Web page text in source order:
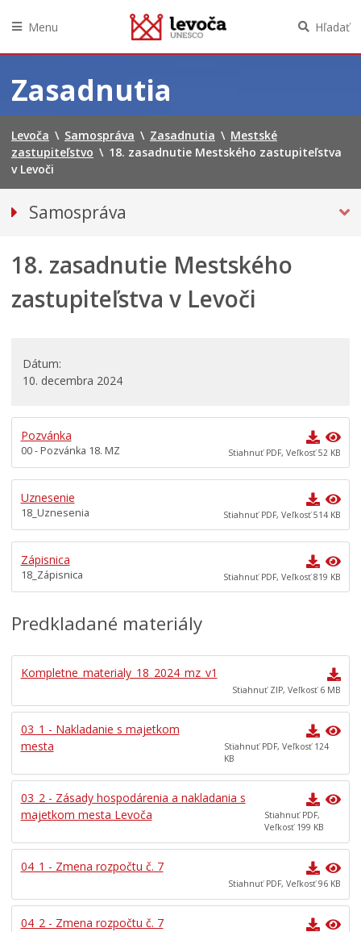
obsah
Menu Hľadať
Zasadnutia
Levoča \ Samospráva \ Zasadnutia \ Mestské
zastupiteľstvo \ 18. zasadnutie Mestského zastupiteľstva
v Levoči
Samospráva
Hlavný kontrolór mesta
Mestské zastupiteľstvo
VOĽBY
Dokumenty mesta
Územné plánovanie
Hospodárenie mesta
Transparentné mesto
Program hospodárskeho a sociálneho rozvoja mesta
Levoča
Priemyselná zóna
pomerov verejného funkcionára
18. zasadnutie Mestského
zastupiteľstva v Levoči
Dátum
10. decembra 2024
Pozvánka
00 - Pozvánka 18. MZ Stiahnuť PDF, Veľkosť 52 KB
Uznesenie
18_Uznesenia Stiahnuť PDF, Veľkosť 514 KB
Zápisnica
18_Zápisnica Stiahnuť PDF, Veľkosť 819 KB
Predkladané materiály
Kompletne_materialy_18_2024_mz_v1
Stiahnuť ZIP, Veľkosť 6 MB
03_1 - Nakladanie s majetkom
mesta
Stiahnuť PDF, Veľkosť 124
KB
03_2 - Zásady hospodárenia a nakladania s
majetkom mesta Levoča
Stiahnuť PDF,
Veľkosť 199 KB
04_1 - Zmena rozpočtu č. 7
Stiahnuť PDF, Veľkosť 96 KB
04_2 - Zmena rozpočtu č. 7